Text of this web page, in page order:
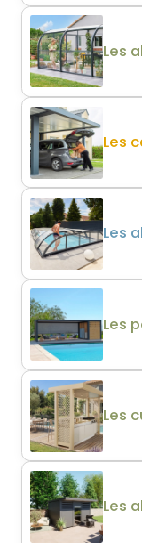
Les
Les
Les
Les
Les
Les